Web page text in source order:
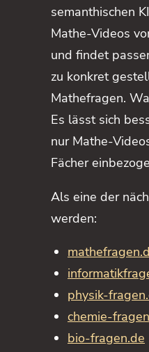
semanthischen KI
Mathe-Videos
und findet
zu konkret
Mathefragen.
Es lässt sich
nur Mathe-
Fächer
Als eine der
werden:
physik-
chemie-
bio-fragen.de